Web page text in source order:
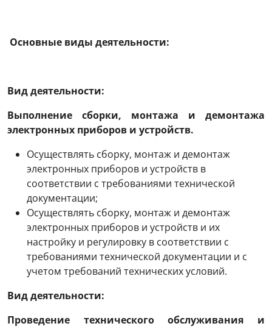
Основные виды деятельности:
Вид деятельности:
Выполнение сборки, монтажа и демонтажа
электронных приборов и устройств.
Осуществлять сборку, монтаж и демонтаж
электронных приборов и устройств в
соответствии с требованиями технической
документации;
Осуществлять сборку, монтаж и демонтаж
электронных приборов и устройств и их
настройку и регулировку в соответствии с
требованиями технической документации и с
учетом требований технических условий.
Вид деятельности:
Проведение технического обслуживания и